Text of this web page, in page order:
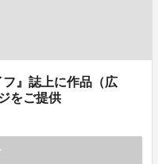
フ』誌上に作品（広
をご提供